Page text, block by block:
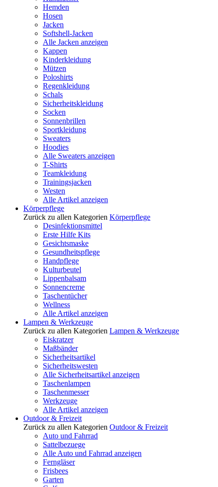
Hemden
Hosen
Jacken
Softshell-Jacken
Alle Jacken anzeigen
Kappen
Kinderkleidung
Mützen
Poloshirts
Regenkleidung
Schals
Sicherheitskleidung
Socken
Sonnenbrillen
Sportkleidung
Sweaters
Hoodies
Alle Sweaters anzeigen
T-Shirts
Teamkleidung
Trainingsjacken
Westen
Alle Artikel anzeigen
Körperpflege
Zurück zu allen Kategorien Körperpflege
Desinfektionsmittel
Erste Hilfe Kits
Gesichtsmaske
Gesundheitspflege
Handpflege
Kulturbeutel
Lippenbalsam
Sonnencreme
Taschentücher
Wellness
Alle Artikel anzeigen
Lampen & Werkzeuge
Zurück zu allen Kategorien Lampen & Werkzeuge
Eiskratzer
Maßbänder
Sicherheitsartikel
Sicherheitswesten
Alle Sicherheitsartikel anzeigen
Taschenlampen
Taschenmesser
Werkzeuge
Alle Artikel anzeigen
Outdoor & Freizeit
Zurück zu allen Kategorien Outdoor & Freizeit
Auto und Fahrrad
Sattelbezuege
Alle Auto und Fahrrad anzeigen
Ferngläser
Frisbees
Garten